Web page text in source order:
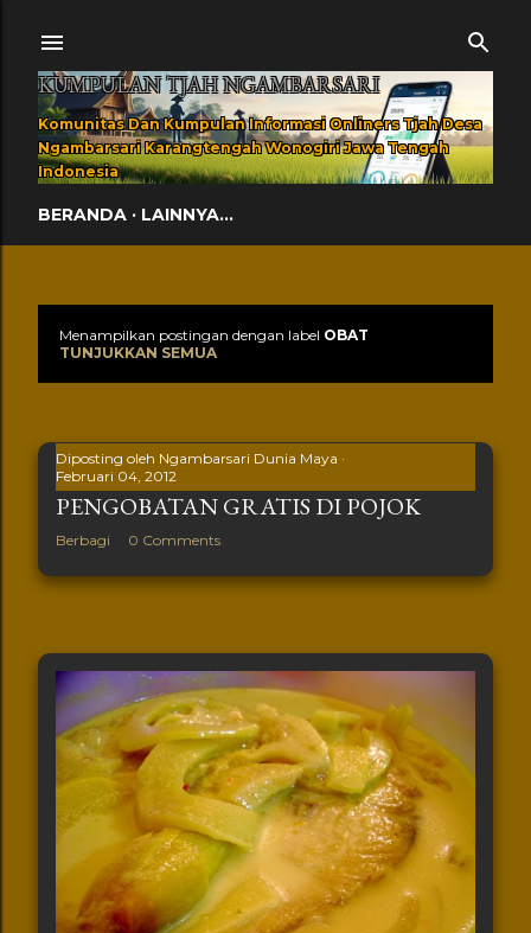
KUMPULAN TJAH NGAMBARSARI
Komunitas Dan Kumpulan Informasi Onliners Tjah Desa
Ngambarsari Karangtengah Wonogiri Jawa Tengah
Indonesia
BERANDA LAINNYA…
Postingan
Menampilkan postingan dengan label OBAT
TUNJUKKAN SEMUA
Diposting oleh Ngambarsari Dunia Maya
Februari 04, 2012
PENGOBATAN GRATIS DI POJOK
Berbagi 0 Comments